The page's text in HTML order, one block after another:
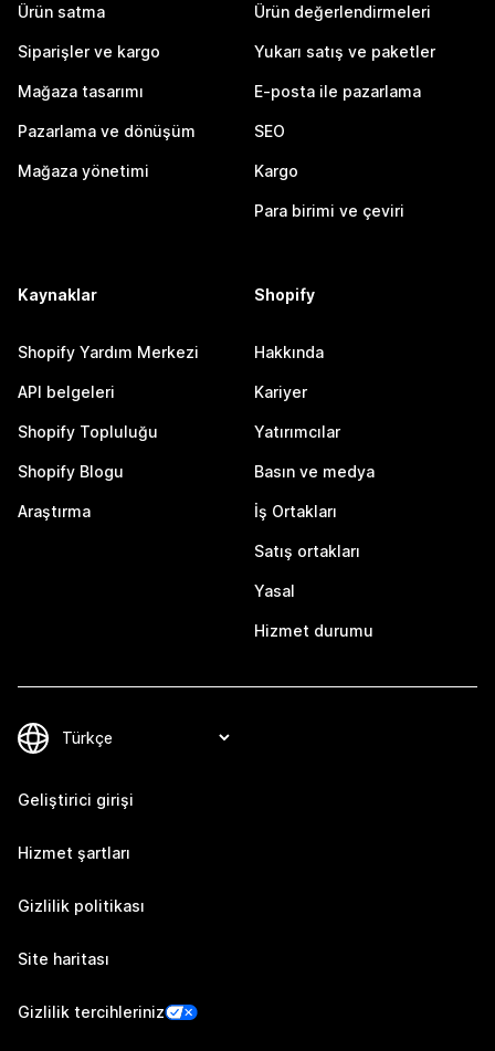
Ürün satma
Siparişler ve kargo
Mağaza tasarımı
Pazarlama ve dönüşüm
Mağaza yönetimi
Ürün değerlendirmeleri
Yukarı satış ve paketler
E-posta ile pazarlama
SEO
Kargo
Para birimi ve çeviri
Kaynaklar
Shopify Yardım Merkezi
API belgeleri
Shopify Topluluğu
Shopify Blogu
Araştırma
Shopify
Hakkında
Kariyer
Yatırımcılar
Basın ve medya
İş Ortakları
Satış ortakları
Yasal
Hizmet durumu
Geliştirici girişi
Hizmet şartları
Gizlilik politikası
Site haritası
Gizlilik tercihleriniz